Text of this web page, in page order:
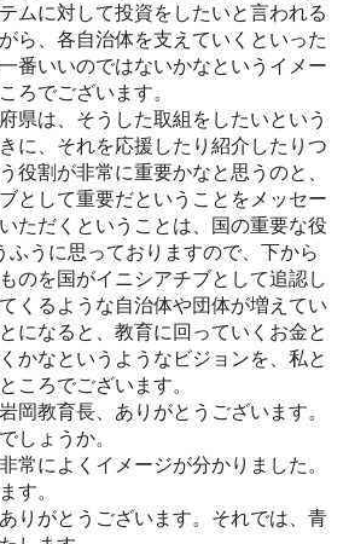
ムに対して投資をしたいと言われる
ら、各自治体を支えていくといった
番いいのではないかなというイメー
ろでございます。
県は、そうした取組をしたいという
に、それを応援したり紹介したりつ
役割が非常に重要かなと思うのと、
として重要だということをメッセー
ただくということは、国の重要な役
ふうに思っておりますので、下から
のを国がイニシアチブとして追認し
くるような自治体や団体が増えてい
になると、教育に回っていくお金と
かなというようなビジョンを、私と
ころでございます。
教育長、ありがとうございます。
しょうか。
によくイメージが分かりました。
す。
がとうございます。それでは、青